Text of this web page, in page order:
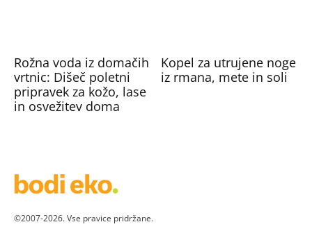
Rožna voda iz domačih
vrtnic: Dišeč poletni
pripravek za kožo, lase
in osvežitev doma
Kopel za utrujene noge
iz rmana, mete in soli
©2007-2026. Vse pravice pridržane.